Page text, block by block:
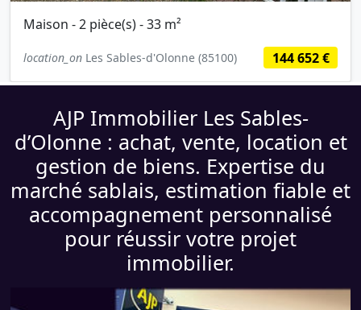
Maison - 2 pièce(s) - 33 m²
location_on Les Sables-d'Olonne (85100) 144 652 €
AJP Immobilier Les Sables-
d’Olonne : achat, vente, location et
gestion de biens. Expertise du
marché sablais, estimation fiable et
accompagnement personnalisé
pour réussir votre projet
immobilier.